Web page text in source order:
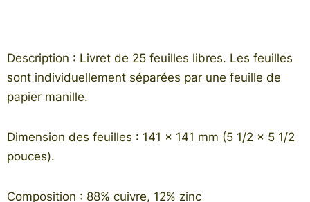
Description : Livret de 25 feuilles libres. Les feuilles
sont individuellement séparées par une feuille de
papier manille.
Dimension des feuilles : 141 x 141 mm (5 1/2 x 5 1/2
pouces).
Composition : 88% cuivre, 12% zinc